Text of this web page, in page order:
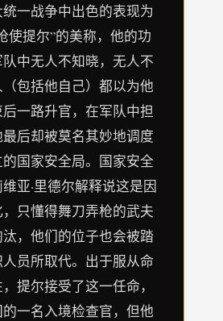
一战争中出色的表现为
使提尔”的美称，他的功
中无人不知晓，无人不
包括他自己）都以为他
一路升官，在军队中担
后却被莫名其妙地调度
国家安全局。国家安全
亚·里德尔解释说这是因
只懂得舞刀弄枪的武夫
，他们的位子也会被踏
员所取代。出于服从命
提尔接受了这一任命，
一名入境检查官，但他